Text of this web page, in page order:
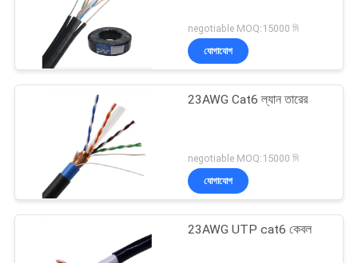
negotiable MOQ:15000 মি
যোগাযোগ
23AWG Cat6 ল্যান তারের
negotiable MOQ:15000 মি
যোগাযোগ
23AWG UTP cat6 কেবল